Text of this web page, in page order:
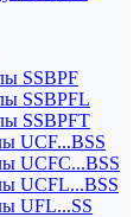
SSBPF
SSBPFL
SSBPFT
UCF...BSS
UCFC...BSS
UCFL...BSS
UFL...SS